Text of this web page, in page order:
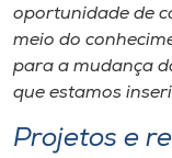
oportunidade de
meio do
para a mudança
que estamos
Projetos e